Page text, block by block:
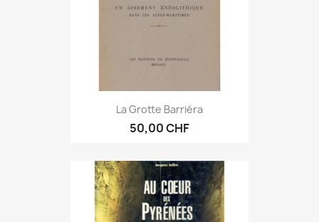
La Grotte Barriéra
50,00 CHF